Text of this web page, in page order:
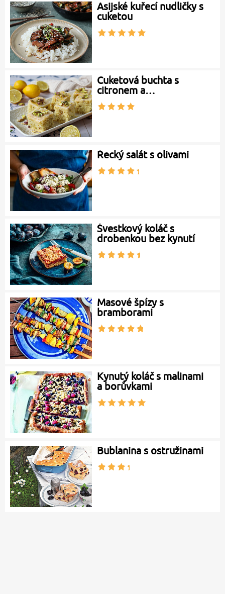
Asijské kuřecí nudličky s
cuketou
Cuketová buchta s
citronem a…
Řecký salát s olivami
Švestkový koláč s
drobenkou bez kynutí
Masové špízy s
bramborami
Kynutý koláč s malinami
a borůvkami
Bublanina s ostružinami